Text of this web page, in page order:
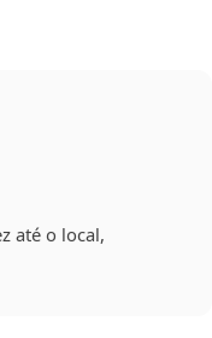
até o local,